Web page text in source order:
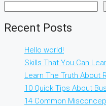
Recent Posts
Hello world!
Skills That You Can
Learn The Truth About
10 Quick Tips About
14 Common